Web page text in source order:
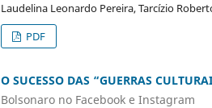
Laudelina Leonardo Pereira, Tarcízio
PDF
O SUCESSO DAS “GUERRAS
Bolsonaro no Facebook e Instagram